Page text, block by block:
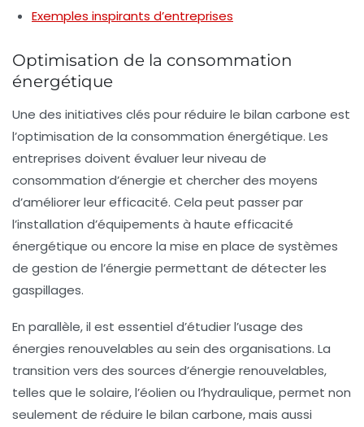
Exemples inspirants d’entreprises
Optimisation de la consommation
énergétique
Une des initiatives clés pour réduire le bilan carbone est
l’optimisation de la consommation énergétique. Les
entreprises doivent évaluer leur niveau de
consommation d’énergie et chercher des moyens
d’améliorer leur efficacité. Cela peut passer par
l’installation d’équipements à haute efficacité
énergétique ou encore la mise en place de systèmes
de gestion de l’énergie permettant de détecter les
gaspillages.
En parallèle, il est essentiel d’étudier l’usage des
énergies renouvelables au sein des organisations. La
transition vers des sources d’énergie renouvelables,
telles que le solaire, l’éolien ou l’hydraulique, permet non
seulement de réduire le bilan carbone, mais aussi